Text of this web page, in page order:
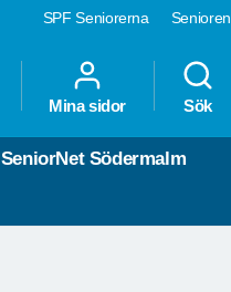
SPF Seniorerna Senioren
Mina sidor Sök
SeniorNet Södermalm